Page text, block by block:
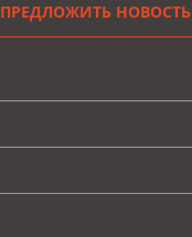
ПРЕДЛОЖИТЬ НОВОСТЬ